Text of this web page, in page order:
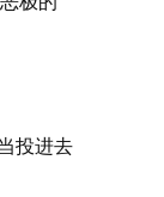
投进去